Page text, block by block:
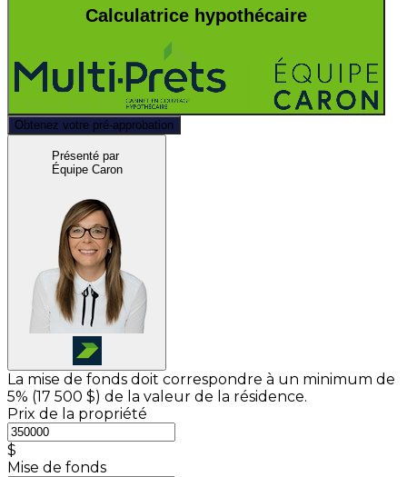
Calculatrice hypothécaire
Obtenez votre pré-approbation
Présenté par
Équipe Caron
La mise de fonds doit correspondre à un minimum de
5% (17 500 $) de la valeur de la résidence.
Prix de la propriété
$
Mise de fonds